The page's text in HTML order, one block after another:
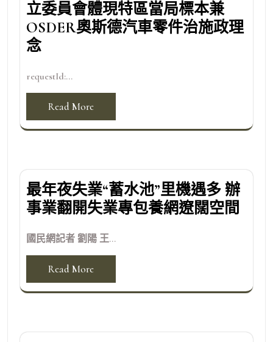
立委員會體現特區當局標本兼
OSDER奧斯德汽車零件治施政理
念
requestId:...
Read More
最年夜失業“蓄水池”里機遇多 辦
事業翻開失業專包養網遼闊空間
國民網記者 劉陽 王...
Read More